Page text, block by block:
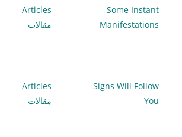
Some Instant
Manifestations
Articles
مقالات
Signs Will Follow
You
Articles
مقالات